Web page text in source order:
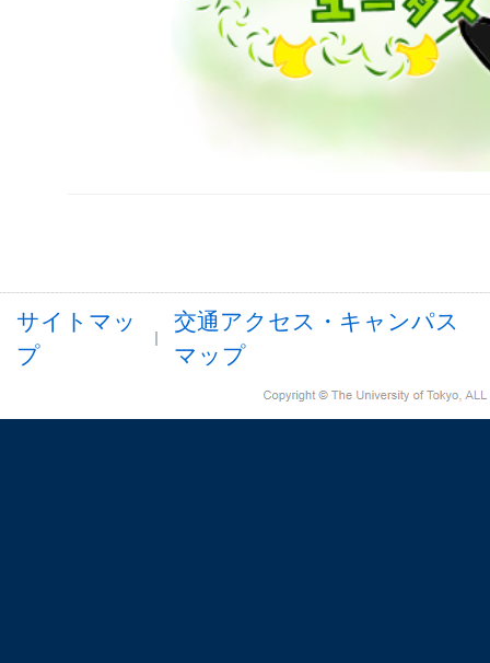
サイトマッ
プ
交通アクセス・キャンパス
マップ